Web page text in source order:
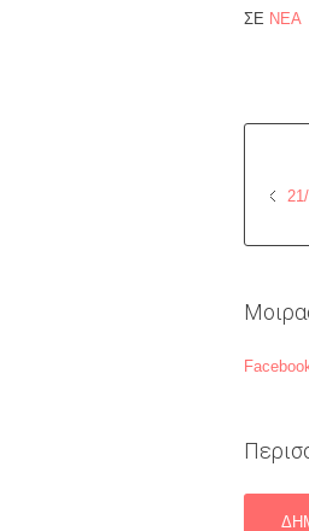
ΣΕ ΝΕΑ